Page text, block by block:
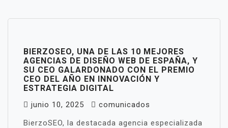
BIERZOSEO, UNA DE LAS 10 MEJORES
AGENCIAS DE DISEÑO WEB DE ESPAÑA, Y
SU CEO GALARDONADO CON EL PREMIO
CEO DEL AÑO EN INNOVACIÓN Y
ESTRATEGIA DIGITAL
junio 10, 2025
comunicados
BierzoSEO, la destacada agencia especializada